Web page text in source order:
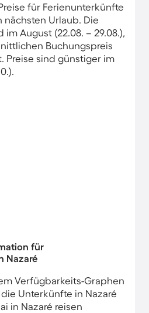
für Ferienunterkünfte
nächsten Urlaub. Die
im August (22.08. – 29.08.),
Buchungspreis
Preise sind günstiger im
für
Nazaré
Verfügbarkeits-Graphen
Unterkünfte in Nazaré
in Nazaré reisen